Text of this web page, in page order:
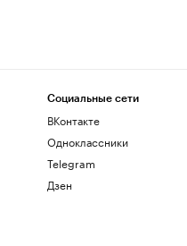
Социальные сети
ВКонтакте
Одноклассники
Telegram
Дзен